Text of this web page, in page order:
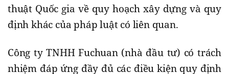
thuật Quốc gia về quy hoạch xây dựng và quy
định khác của pháp luật có liên quan.
Công ty TNHH Fuchuan (nhà đầu tư) có trách
nhiệm đáp ứng đầy đủ các điều kiện quy định